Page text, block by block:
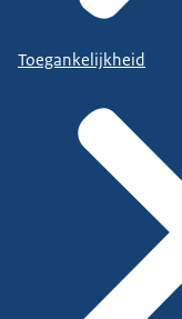
Toegankelijkheid